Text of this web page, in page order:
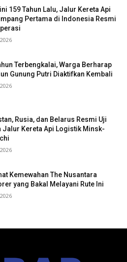
159 Tahun Lalu, Jalur Kereta Api
Pertama di Indonesia Resmi
Terbengkalai, Warga Berharap
Gunung Putri Diaktifkan Kembali
Rusia, dan Belarus Resmi Uji
Jalur Kereta Api Logistik Minsk-
Kemewahan The Nusantara
yang Bakal Melayani Rute Ini